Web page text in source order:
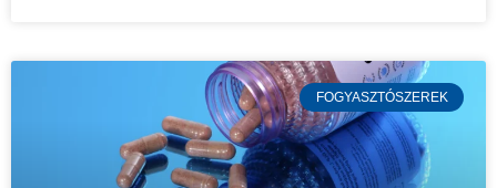
FOGYASZTÓSZEREK